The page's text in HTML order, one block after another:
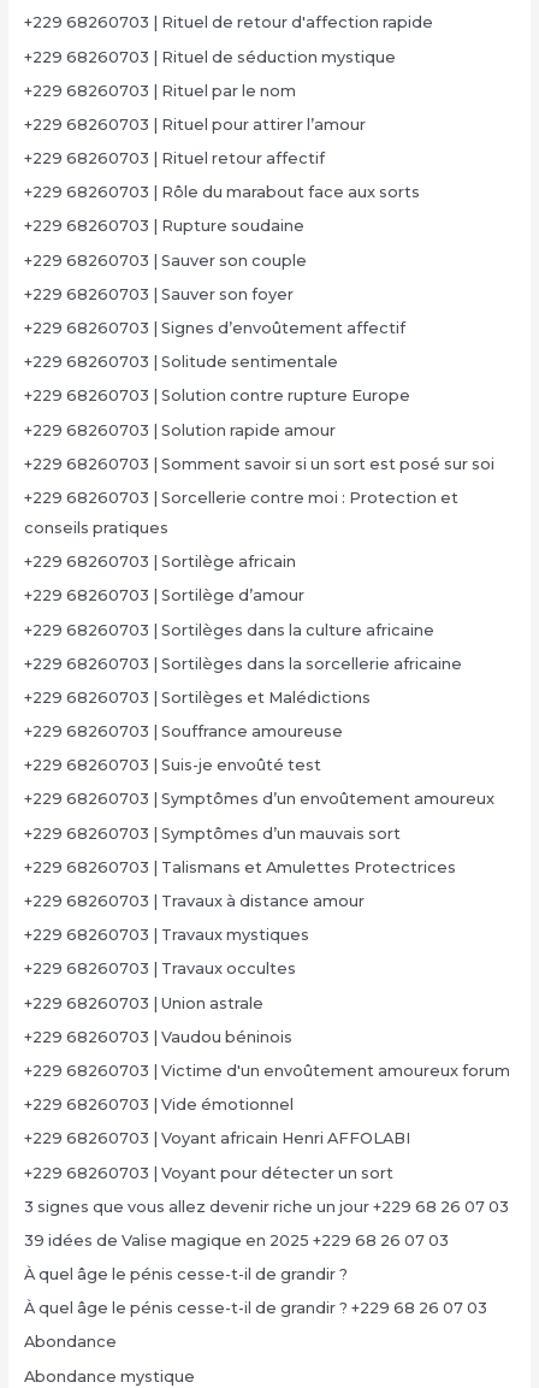
+229 68260703 | Rituel de retour d'affection rapide
+229 68260703 | Rituel de séduction mystique
+229 68260703 | Rituel par le nom
+229 68260703 | Rituel pour attirer l’amour
+229 68260703 | Rituel retour affectif
+229 68260703 | Rôle du marabout face aux sorts
+229 68260703 | Rupture soudaine
+229 68260703 | Sauver son couple
+229 68260703 | Sauver son foyer
+229 68260703 | Signes d’envoûtement affectif
+229 68260703 | Solitude sentimentale
+229 68260703 | Solution contre rupture Europe
+229 68260703 | Solution rapide amour
+229 68260703 | Somment savoir si un sort est posé sur soi
+229 68260703 | Sorcellerie contre moi : Protection et
conseils pratiques
+229 68260703 | Sortilège africain
+229 68260703 | Sortilège d’amour
+229 68260703 | Sortilèges dans la culture africaine
+229 68260703 | Sortilèges dans la sorcellerie africaine
+229 68260703 | Sortilèges et Malédictions
+229 68260703 | Souffrance amoureuse
+229 68260703 | Suis-je envoûté test
+229 68260703 | Symptômes d’un envoûtement amoureux
+229 68260703 | Symptômes d’un mauvais sort
+229 68260703 | Talismans et Amulettes Protectrices
+229 68260703 | Travaux à distance amour
+229 68260703 | Travaux mystiques
+229 68260703 | Travaux occultes
+229 68260703 | Union astrale
+229 68260703 | Vaudou béninois
+229 68260703 | Victime d'un envoûtement amoureux forum
+229 68260703 | Vide émotionnel
+229 68260703 | Voyant africain Henri AFFOLABI
+229 68260703 | Voyant pour détecter un sort
3 signes que vous allez devenir riche un jour +229 68 26 07 03
39 idées de Valise magique en 2025 +229 68 26 07 03
À quel âge le pénis cesse-t-il de grandir ?
À quel âge le pénis cesse-t-il de grandir ? +229 68 26 07 03
Abondance
Abondance mystique